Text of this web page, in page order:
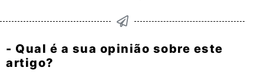
- Qual é a sua opinião sobre este
artigo?